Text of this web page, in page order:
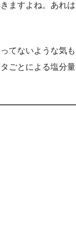
ますよね。あれは
てないような気も
ごとによる塩分量